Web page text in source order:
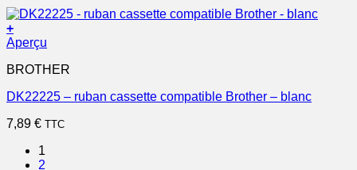
+
Aperçu
BROTHER
DK22225 – ruban cassette compatible Brother – blanc
7,89 € TTC
1
2